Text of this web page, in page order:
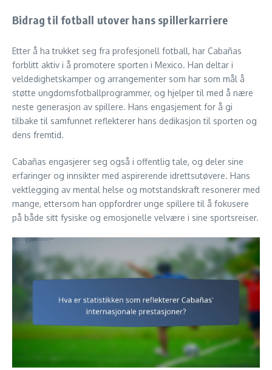
Bidrag til fotball utover hans spillerkarriere
Etter å ha trukket seg fra profesjonell fotball, har Cabañas
forblitt aktiv i å promotere sporten i Mexico. Han deltar i
veldedighetskamper og arrangementer som har som mål å
støtte ungdomsfotballprogrammer, og hjelper til med å nære
neste generasjon av spillere. Hans engasjement for å gi
tilbake til samfunnet reflekterer hans dedikasjon til sporten og
dens fremtid.
Cabañas engasjerer seg også i offentlig tale, og deler sine
erfaringer og innsikter med aspirerende idrettsutøvere. Hans
vektlegging av mental helse og motstandskraft resonerer med
mange, ettersom han oppfordrer unge spillere til å fokusere
på både sitt fysiske og emosjonelle velvære i sine sportsreiser.